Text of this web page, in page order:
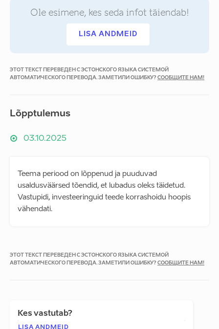
Ole esimene, kes seda infot täiendab!
LISA ANDMEID
ЭТОТ ТЕКСТ ПЕРЕВЕДЕН С ЭСТОНСКОГО ЯЗЫКА СИСТЕМОЙ
АВТОМАТИЧЕСКОГО ПЕРЕВОДА. ЗАМЕТИЛИ ОШИБКУ? СООБЩИТЕ НАМ!
Lõpptulemus
03.10.2025
Teema periood on lõppenud ja puuduvad
usaldusväärsed tõendid, et lubadus oleks täidetud.
Vastupidi, investeeringuid teede korrashoidu hoopis
vähendati.
ЭТОТ ТЕКСТ ПЕРЕВЕДЕН С ЭСТОНСКОГО ЯЗЫКА СИСТЕМОЙ
АВТОМАТИЧЕСКОГО ПЕРЕВОДА. ЗАМЕТИЛИ ОШИБКУ? СООБЩИТЕ НАМ!
Kes vastutab?
LISA ANDMEID